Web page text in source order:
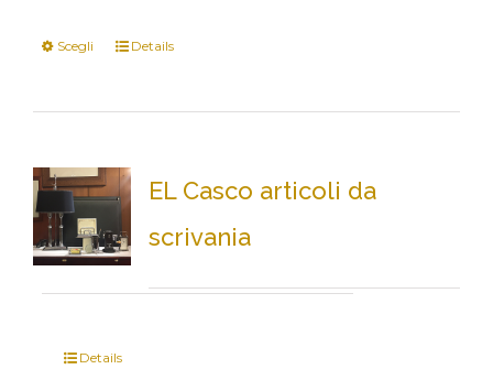
Scegli Details
EL Casco articoli da
scrivania
Details